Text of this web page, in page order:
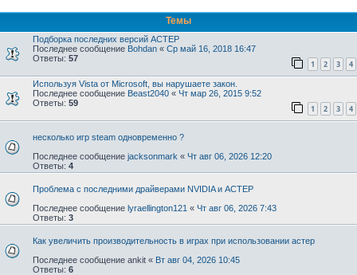
Темы
Подборка последних версий АСТЕР
Последнее сообщение Bohdan « Ср май 16, 2018 16:47
Ответы: 57
1 2 3 4
Используя Vista от Microsoft, вы нарушаете закон.
Последнее сообщение Beast2040 « Чт мар 26, 2015 9:52
Ответы: 59
1 2 3 4
несколько игр steam одновременно ?
Последнее сообщение jacksonmark « Чт авг 06, 2026 12:20
Ответы: 4
Проблема с последними драйверами NVIDIA и АСТЕР
Последнее сообщение lyraellington121 « Чт авг 06, 2026 7:43
Ответы: 3
Как увеличить производительность в играх при использовании астер
Последнее сообщение ankit « Вт авг 04, 2026 10:45
Ответы: 6